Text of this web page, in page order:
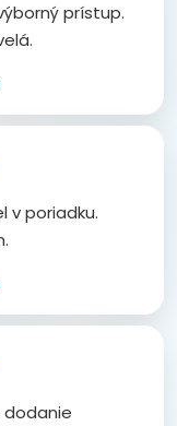
prístup.
v poriadku.
dodanie